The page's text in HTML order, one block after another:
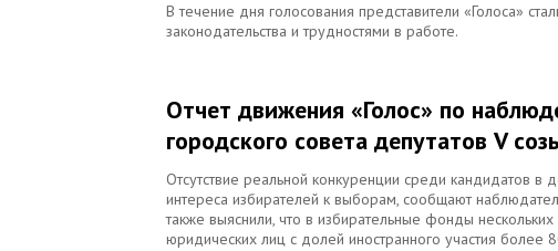
В течение дня голосования представители «Голоса»
законодательства и трудностями в работе.
Отчет движения «Голос» по
городского совета депутатов V
Отсутствие реальной конкуренции среди кандидатов в
интереса избирателей к выборам, сообщают
также выяснили, что в избирательные фонды
юридических лиц с долей иностранного участия более